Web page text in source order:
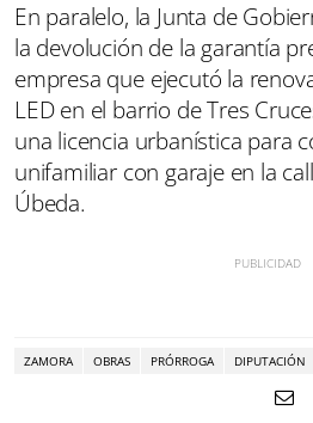
En paralelo, la Junta de
la devolución de la garantía
empresa que ejecutó la
LED en el barrio de Tres
una licencia urbanística para
unifamiliar con garaje en la
Úbeda.
ZAMORA OBRAS PRÓRROGA DIPUTACIÓN